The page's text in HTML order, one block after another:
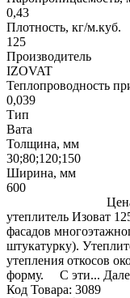
0,43
Плотность, кг/м.куб.
125
Производитель
IZOVAT
Теплопроводность
0,039
Тип
Вата
Толщина, мм
30;80;120;150
Ширина, мм
600
Цена
утеплитель Изоват
фасадов
штукатурку).
утепления откосов
форму. С эти...
Код Товара: 3089